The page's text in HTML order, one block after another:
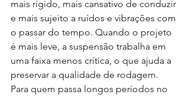
mais rígido, mais cansativo de conduzir
e mais sujeito a ruídos e vibrações com
o passar do tempo. Quando o projeto
é mais leve, a suspensão trabalha em
uma faixa menos crítica, o que ajuda a
preservar a qualidade de rodagem.
Para quem passa longos períodos no